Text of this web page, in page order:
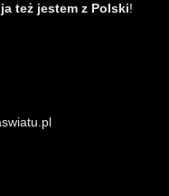
też jestem z Polski!